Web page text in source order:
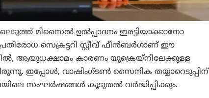
മിസൈൽ ഉൽപ്പാദനം ഇരട്ടിയാക്കാനോ
പ്രതിരോധ സെക്രട്ടറി സ്റ്റീവ് ഫീൻബർഗാണ് ഈ
ആയുധക്ഷാമം കാരണം യുക്രെയ്നിലേക്കുള്ള
ഇപ്പോൾ, വാഷിംഗ്ടൺ സൈനിക തയ്യാറെടുപ്പിന്
സംഘർഷങ്ങൾ കൂടുതൽ വർദ്ധിപ്പിക്കും.